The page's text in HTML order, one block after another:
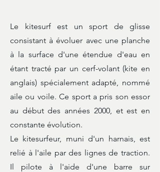
Le kitesurf est un sport de glisse
consistant à évoluer avec une planche
à la surface d'uneétendue d'eau en
étant tracté par un cerf-volant(kite en
anglais) spécialement adapté, nommé
aile ou voile. Ce sport a pris son essor
au début des années 2000, et est en
constante évolution.
Le kitesurfeur, muni d'un harnais, est
relié à l'aile par des lignes de traction.
Il pilote à l'aide d'une barre sur